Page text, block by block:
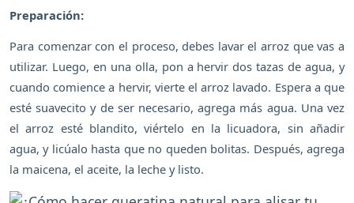
Preparación:
Para comenzar con el proceso, debes lavar el arroz que vas a
utilizar. Luego, en una olla, pon a hervir dos tazas de agua, y
cuando comience a hervir, vierte el arroz lavado. Espera a que
esté suavecito y de ser necesario, agrega más agua. Una vez
el arroz esté blandito, viértelo en la licuadora, sin añadir
agua, y licúalo hasta que no queden bolitas. Después, agrega
la maicena, el aceite, la leche y listo.